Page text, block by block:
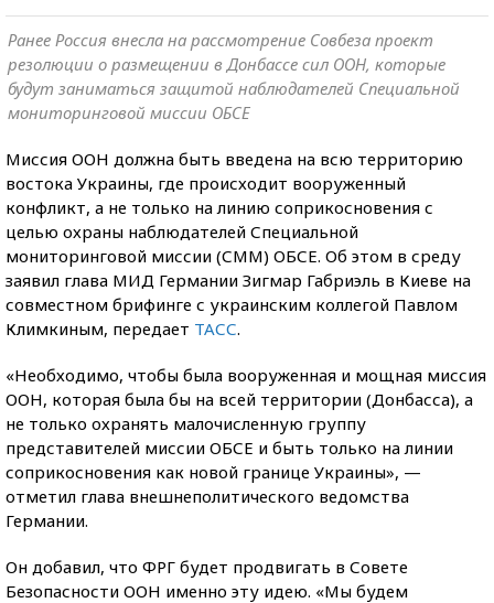
Ранее Россия внесла на рассмотрение Совбеза проект
резолюции о размещении в Донбассе сил ООН, которые
будут заниматься защитой наблюдателей Специальной
мониторинговой миссии ОБСЕ
Миссия ООН должна быть введена на всю территорию
востока Украины, где происходит вооруженный
конфликт, а не только на линию соприкосновения с
целью охраны наблюдателей Специальной
мониторинговой миссии (СММ) ОБСЕ. Об этом в среду
заявил глава МИД Германии Зигмар Габриэль в Киеве на
совместном брифинге с украинским коллегой Павлом
Климкиным, передает ТАСС.
«Необходимо, чтобы была вооруженная и мощная миссия
ООН, которая была бы на всей территории (Донбасса), а
не только охранять малочисленную группу
представителей миссии ОБСЕ и быть только на линии
соприкосновения как новой границе Украины», —
отметил глава внешнеполитического ведомства
Германии.
Он добавил, что ФРГ будет продвигать в Совете
Безопасности ООН именно эту идею. «Мы будем